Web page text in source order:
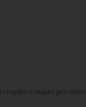
in hapklare stukjes gesneden